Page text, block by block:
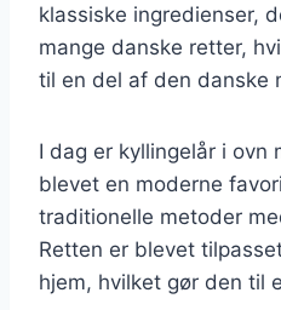
klassiske ingredienser,
mange danske retter,
til en del af den danske
I dag er kyllingelår i ovn
blevet en moderne
traditionelle metoder
Retten er blevet
hjem, hvilket gør den til